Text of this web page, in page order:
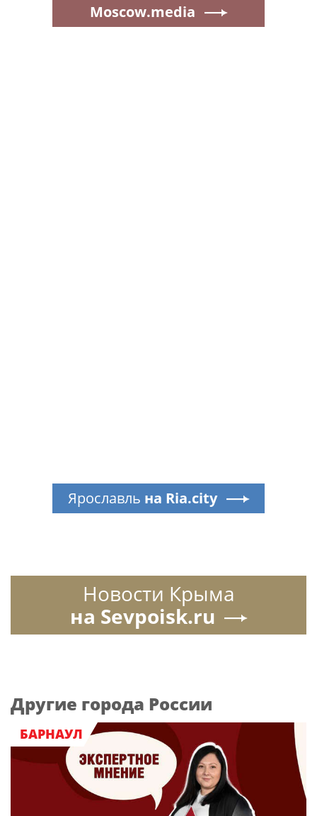
Moscow.media
Ярославль на Ria.city
Новости Крыма
на Sevpoisk.ru
Другие города России
БАРНАУЛ